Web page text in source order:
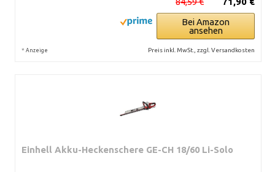
Bei Amazon
ansehen
* Anzeige Preis inkl. MwSt., zzgl. Versandkosten
Einhell Akku-Heckenschere GE-CH 18/60 Li-Solo